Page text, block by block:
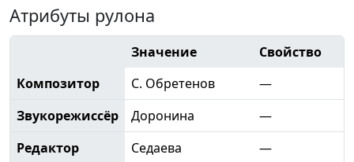
Атрибуты рулона
Значение
Свойство
Композитор
С. Обретенов
—
Звукорежиссёр
Доронина
—
Редактор
Седаева
—